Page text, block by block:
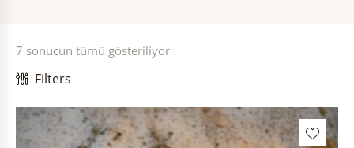
7 sonucun tümü gösteriliyor
Filters